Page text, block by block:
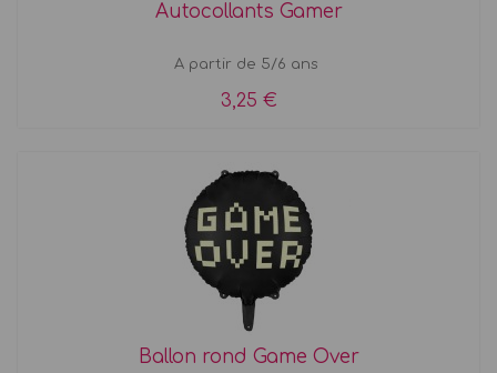
Autocollants Gamer
A partir de 5/6 ans
3,25 €
Ballon rond Game Over